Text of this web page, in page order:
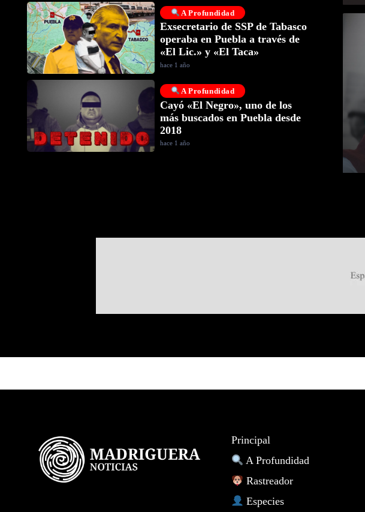
A Profundidad
Exsecretario de SSP de Tabasco
operaba en Puebla a través de
«El Lic.» y «El Taca»
hace 1 año
A Profundidad
Cayó «El Negro», uno de los
más buscados en Puebla desde
2018
hace 1 año
Principal
A Profundidad
Rastreador
Especies